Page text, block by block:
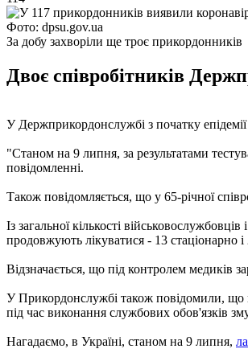
Фото: dpsu.gov.ua
За добу захворіли ще троє прикордонників
Двоє співробітників
У Держприкордонслужбі з початку
"Станом на 9 липня, за результатами
повідомленні.
Також повідомляється, що у 65-річної
Із загальної кількості
продовжують лікуватися - 13 стаціонарно
Відзначається, що під контролем медиків
У Прикордонслужбі також повідомили, що
під час виконання службових обов'язків
Нагадаємо, в Україні, станом на 9 липня,